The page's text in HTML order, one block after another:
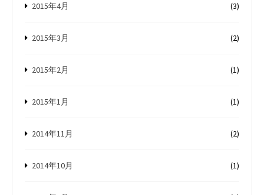
2015年4月 (3)
2015年3月 (2)
2015年2月 (1)
2015年1月 (1)
2014年11月 (2)
2014年10月 (1)